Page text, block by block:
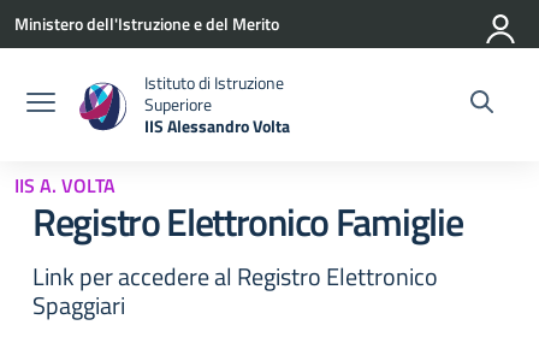
Vai ai contenuti
Vai al menu di navigazione
Vai al footer
Ministero dell'Istruzione e del Merito
Istituto di Istruzione
Superiore
IIS Alessandro Volta
IIS A. VOLTA
Registro Elettronico Famiglie
Link per accedere al Registro Elettronico
Spaggiari